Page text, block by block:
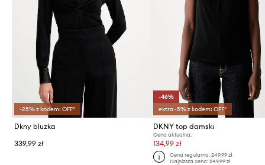
-25% z kodem: OFF*
Dkny bluzka
339,99 zł
-46%
extra -5% z kodem: OFF*
DKNY top damski
Cena aktualna:
134,99 zł
Cena regularna: 249,99 zł
Najniższa cena: 249,99 zł